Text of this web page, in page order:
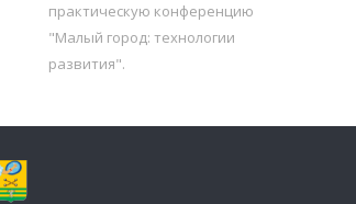
практическую конференцию
"Малый город: технологии
развития".